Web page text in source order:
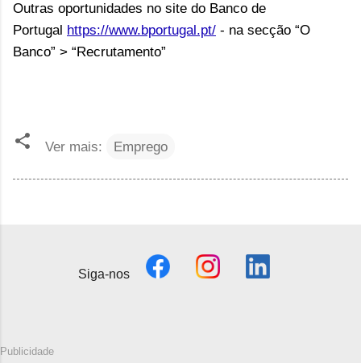
Outras oportunidades no site do Banco de
Portugal https://www.bportugal.pt/ - na secção “O
Banco” > “Recrutamento”
Ver mais: Emprego
Siga-nos
Publicidade